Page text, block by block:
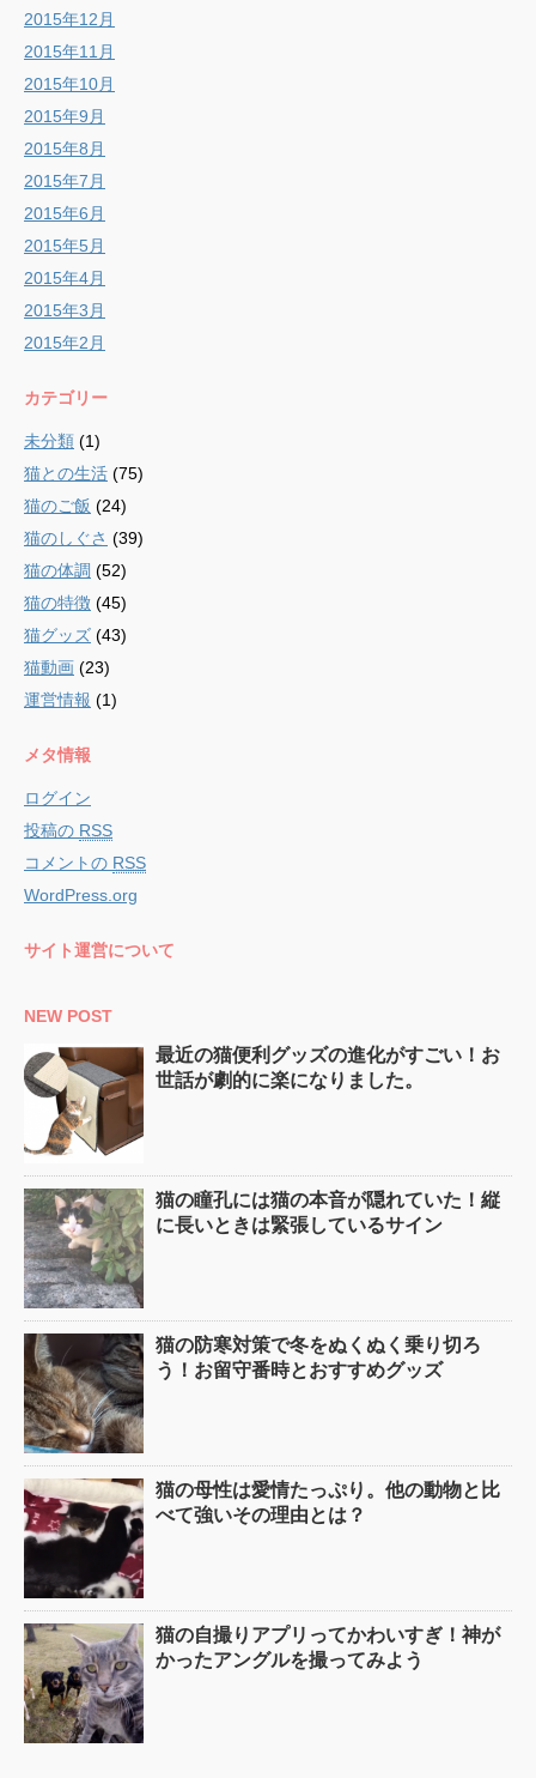
2015年12月
2015年11月
2015年10月
2015年9月
2015年8月
2015年7月
2015年6月
2015年5月
2015年4月
2015年3月
2015年2月
カテゴリー
未分類 (1)
猫との生活 (75)
猫のご飯 (24)
猫のしぐさ (39)
猫の体調 (52)
猫の特徴 (45)
猫グッズ (43)
猫動画 (23)
運営情報 (1)
メタ情報
ログイン
投稿の RSS
コメントの RSS
WordPress.org
サイト運営について
NEW POST
最近の猫便利グッズの進化がすごい！お
世話が劇的に楽になりました。
猫の瞳孔には猫の本音が隠れていた！縦
に長いときは緊張しているサイン
猫の防寒対策で冬をぬくぬく乗り切ろ
う！お留守番時とおすすめグッズ
猫の母性は愛情たっぷり。他の動物と比
べて強いその理由とは？
猫の自撮りアプリってかわいすぎ！神が
かったアングルを撮ってみよう